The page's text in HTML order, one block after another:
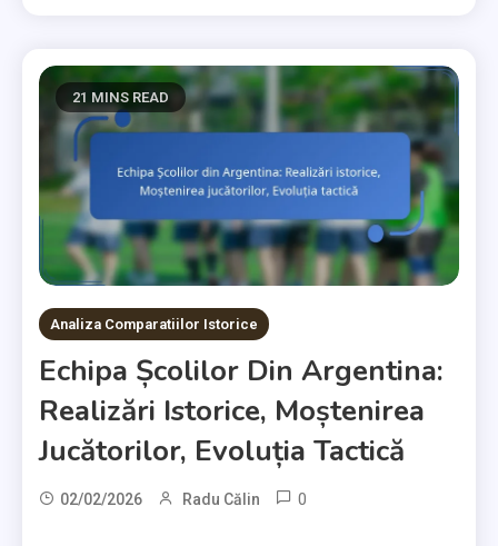
21 MINS READ
Analiza Comparatiilor Istorice
Echipa Școlilor Din Argentina:
Realizări Istorice, Moștenirea
Jucătorilor, Evoluția Tactică
02/02/2026 Radu Călin 0